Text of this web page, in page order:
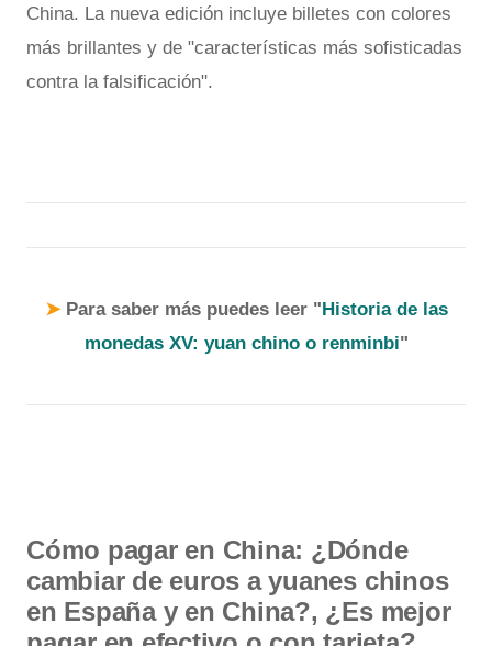
China. La nueva edición incluye billetes con colores
más brillantes y de "características más sofisticadas
contra la falsificación".
➤Para saber más puedes leer "Historia de las
monedas XV: yuan chino o renminbi"
Cómo pagar en China: ¿Dónde
cambiar de euros a yuanes chinos
en España y en China?, ¿Es mejor